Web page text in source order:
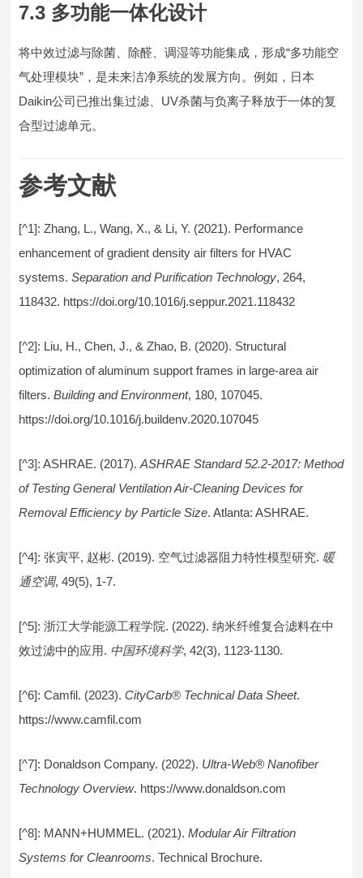
7.3 多功能一体化设计
将中效过滤与除菌、除醛、调湿等功能集成，形成“多功能空
气处理模块”，是未来洁净系统的发展方向。例如，日本
Daikin公司已推出集过滤、UV杀菌与负离子释放于一体的复
合型过滤单元。
参考文献
[^1]: Zhang, L., Wang, X., & Li, Y. (2021). Performance
enhancement of gradient density air filters for HVAC
systems.Separation and Purification Technology, 264,
118432. https://doi.org/10.1016/j.seppur.2021.118432
[^2]: Liu, H., Chen, J., & Zhao, B. (2020). Structural
optimization of aluminum support frames in large-area air
filters.Building and Environment, 180, 107045.
https://doi.org/10.1016/j.buildenv.2020.107045
[^3]: ASHRAE. (2017).ASHRAE Standard 52.2-2017: Method
of Testing General Ventilation Air-Cleaning Devices for
Removal Efficiency by Particle Size. Atlanta: ASHRAE.
[^4]: 张寅平, 赵彬. (2019). 空气过滤器阻力特性模型研究. 暖
通空调, 49(5), 1-7.
[^5]: 浙江大学能源工程学院. (2022). 纳米纤维复合滤料在中
效过滤中的应用. 中国环境科学, 42(3), 1123-1130.
[^6]: Camfil. (2023).CityCarb® Technical Data Sheet.
https://www.camfil.com
[^7]: Donaldson Company. (2022). Ultra-Web® Nanofiber
Technology Overview. https://www.donaldson.com
[^8]: MANN+HUMMEL. (2021).Modular Air Filtration
Systems for Cleanrooms. Technical Brochure.